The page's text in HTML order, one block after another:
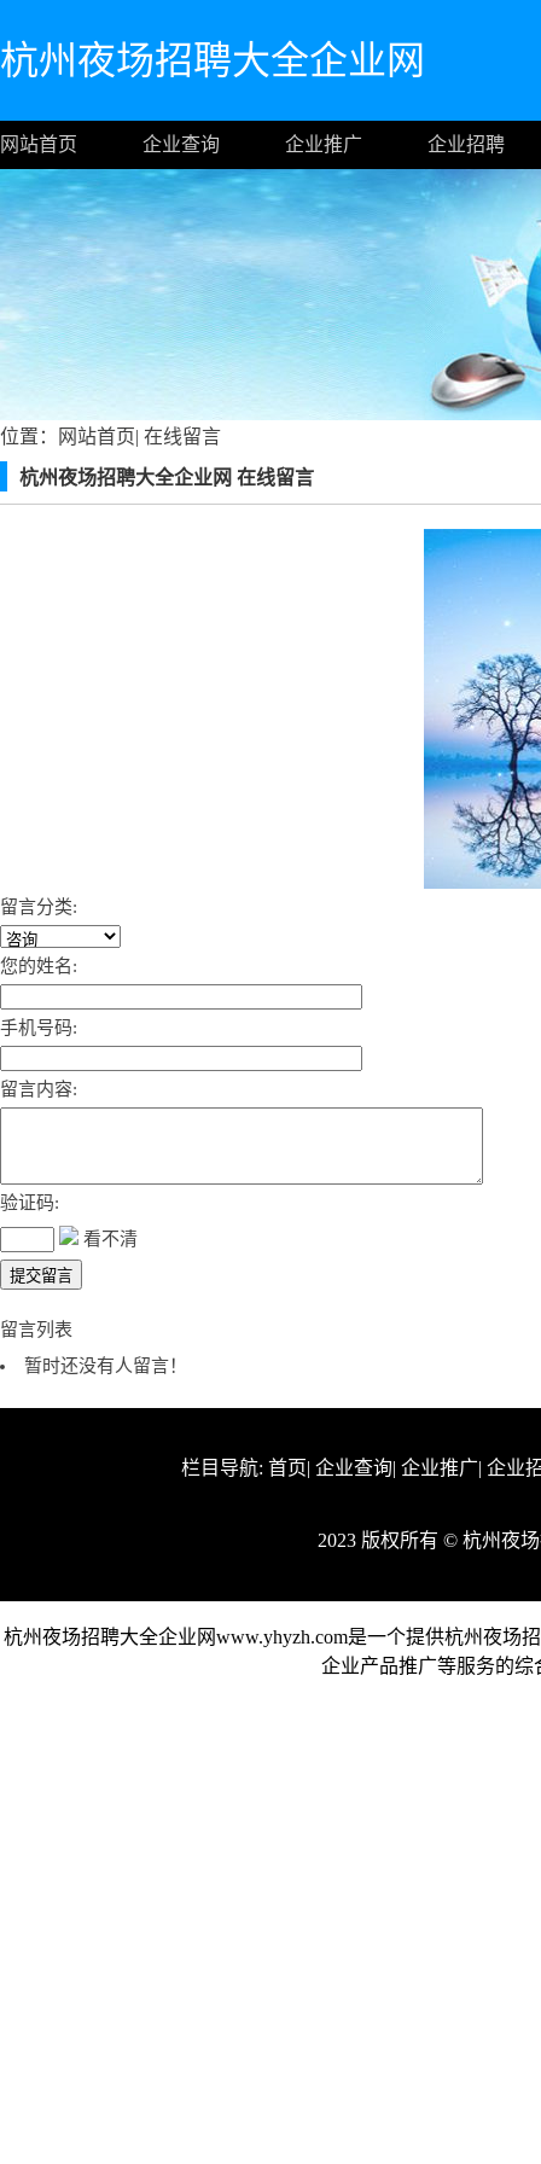
杭州夜场招聘大全企业网
网站首页 企业查询 企业推广 企业招聘
位置： 网站首页| 在线留言
杭州夜场招聘大全企业网 在线留言
留言分类:
您的姓名:
手机号码:
留言内容:
验证码:
看不清
留言列表
暂时还没有人留言！
栏目导航: 首页| 企业查询| 企业推广| 企业
2023 版权所有 © 杭州夜
杭州夜场招聘大全企业网www.yhyzh.com是一个提供杭州夜
企业产品推广等服务的